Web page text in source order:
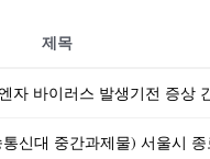
제목